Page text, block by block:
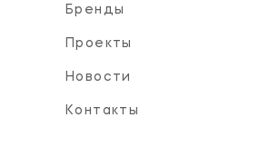
Бренды
Проекты
Новости
Контакты